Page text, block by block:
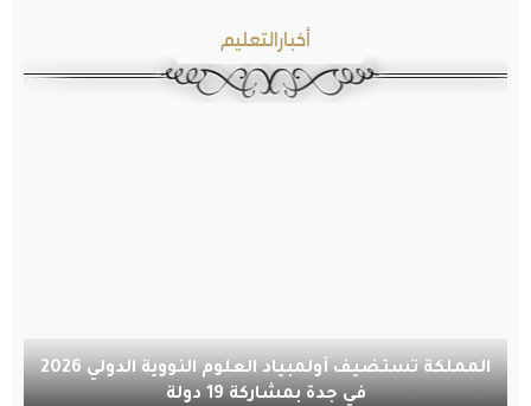
أخبارالتعليم
المملكة تستضيف أولمبياد العلوم النووية الدولي 2026
في جدة بمشاركة 19 دولة